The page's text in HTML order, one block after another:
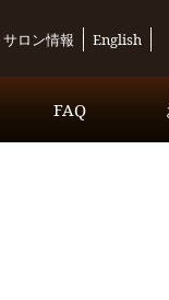
サロン情報 English
FAQ